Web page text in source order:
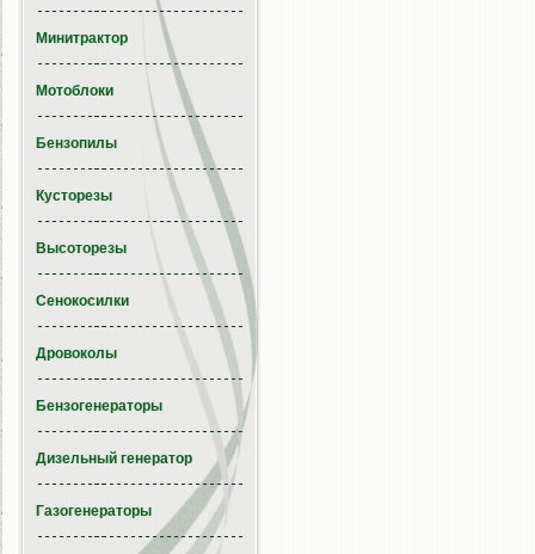
Минитрактор
Мотоблоки
Бензопилы
Кусторезы
Высоторезы
Сенокосилки
Дровоколы
Бензогенераторы
Дизельный генератор
Газогенераторы